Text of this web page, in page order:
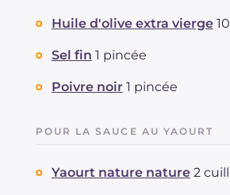
Huile d'olive extra vierge
Sel fin 1 pincée
Poivre noir 1 pincée
POUR LA SAUCE AU YAOURT
Yaourt nature nature 2